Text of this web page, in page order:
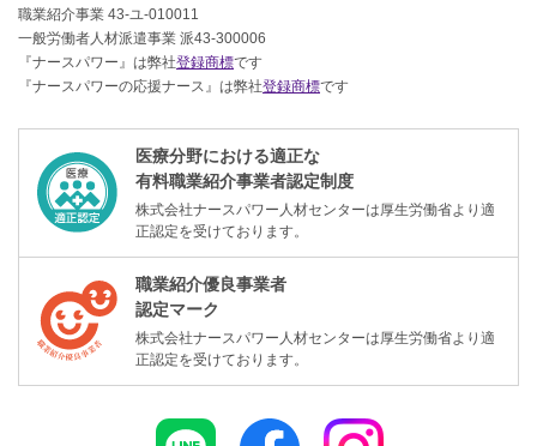
職業紹介事業 43-ユ-010011
一般労働者人材派遣事業 派43-300006
『ナースパワー』は弊社登録商標です
『ナースパワーの応援ナース』は弊社登録商標です
医療分野における適正な
有料職業紹介事業者認定制度
株式会社ナースパワー人材センターは厚生労働省より適
正認定を受けております。
職業紹介優良事業者
認定マーク
株式会社ナースパワー人材センターは厚生労働省より適
正認定を受けております。